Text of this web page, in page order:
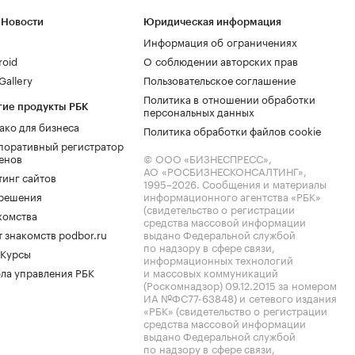
продукты РБК
для бизнеса
регистратор
сайтов
знакомств podbor.ru
управления РБК
Юридическая информация
Информация об ограничениях
О соблюдении авторских прав
Пользовательское соглашение
Политика в отношении обработки
персональных данных
Политика обработки файлов cookie
© ООО «БИЗНЕСПРЕСС»,
АО «РОСБИЗНЕСКОНСАЛТИНГ»,
1995–2026. Сообщения и материалы
информационного агентства «РБК»
(свидетельство о регистрации
средства массовой информации
выдано Федеральной службой
по надзору в сфере связи,
информационных технологий
и массовых коммуникаций
(Роскомнадзор) 09.12.2015 за номером
ИА №ФС77-63848) и сетевого издания
«РБК» (свидетельство о регистрации
средства массовой информации
выдано Федеральной службой
по надзору в сфере связи,